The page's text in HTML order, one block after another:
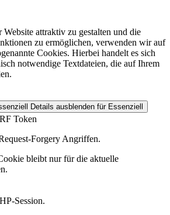
Website attraktiv zu gestalten und die
zu ermöglichen, verwenden wir auf
Cookies. Hierbei handelt es sich
notwendige Textdateien, die auf Ihrem
Details ausblenden für Essenziell
Token
Forgery Angriffen.
bleibt nur für die aktuelle
Session.